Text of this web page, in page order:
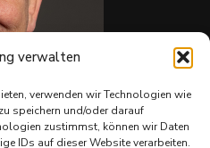
verwalten
verwenden wir Technologien wie
speichern und/oder darauf
zustimmst, können wir Daten
IDs auf dieser Website verarbeiten.